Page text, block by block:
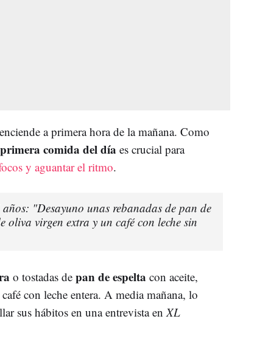
a primera hora de la mañana. Como
primera comida del día es crucial para
y aguantar el ritmo.
"Desayuno unas rebanadas de pan de
oliva virgen extra y un café con leche sin
o tostadas de pan de espelta con aceite,
con leche entera. A media mañana, lo
sus hábitos en una entrevista en XL